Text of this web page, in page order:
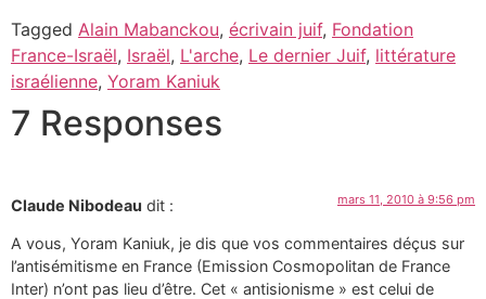
Tagged Alain Mabanckou, écrivain juif, Fondation
France-Israël, Israël, L'arche, Le dernier Juif, littérature
israélienne, Yoram Kaniuk
7 Responses
Claude Nibodeau dit : mars 11, 2010 à 9:56 pm
A vous, Yoram Kaniuk, je dis que vos commentaires déçus sur
l’antisémitisme en France (Emission Cosmopolitan de France
Inter) n’ont pas lieu d’être. Cet « antisionisme » est celui de